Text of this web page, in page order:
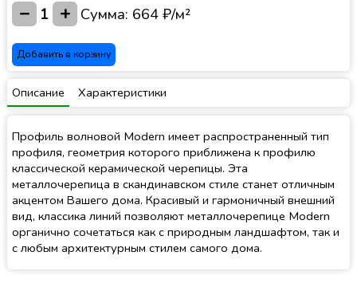
− 1 + Сумма: 664 ₽/м²
Добавить в корзину
Описание Характеристики
Профиль волновой Modern имеет распространенный тип
профиля, геометрия которого приближена к профилю
классической керамической черепицы. Эта
металлочерепица в скандинавском стиле станет отличным
акцентом Вашего дома. Красивый и гармоничный внешний
вид, классика линий позволяют металлочерепице Modern
органично сочетаться как с природным ландшафтом, так и
с любым архитектурным стилем самого дома.